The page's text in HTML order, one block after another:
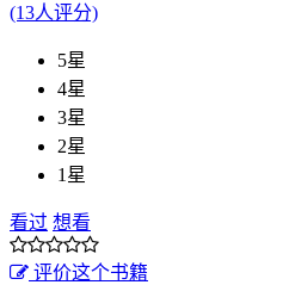
(13人评分)
5星
4星
3星
2星
1星
看过 想看
评价这个书籍